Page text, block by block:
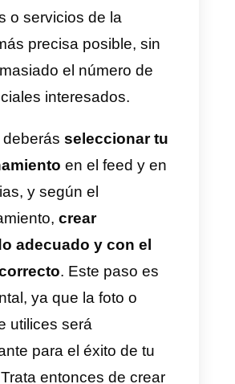
rápida y eficaz
oportunamente sus
de hoy esperan
rápidas y
ya sea para
información o para cerrar
Es fundamental
saber utilizar este canal
instantánea de la